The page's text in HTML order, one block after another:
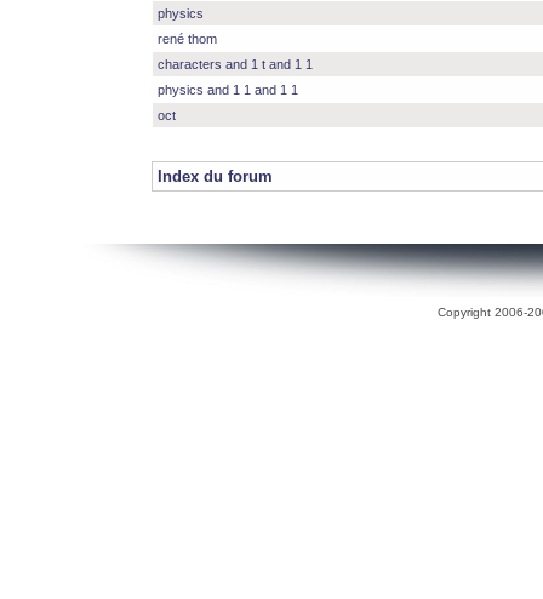
physics
rené thom
characters and 1 t and 1 1
physics and 1 1 and 1 1
oct
Index du forum
Copyright 2006-